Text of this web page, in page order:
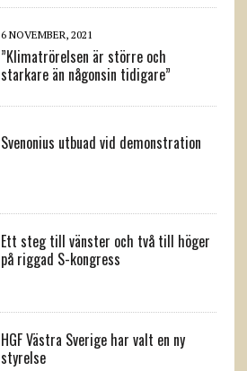
6 NOVEMBER, 2021
”Klimatrörelsen är större och
starkare än någonsin tidigare”
Svenonius utbuad vid demonstration
Ett steg till vänster och två till höger
på riggad S-kongress
HGF Västra Sverige har valt en ny
styrelse